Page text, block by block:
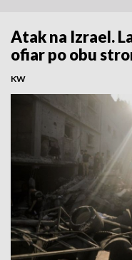
Atak na Izrael.
ofiar po obu
KW